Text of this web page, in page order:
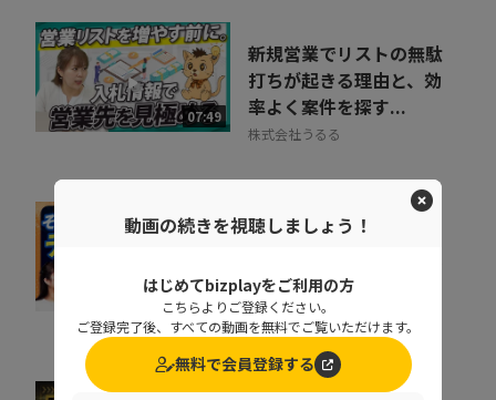
07:49
新規営業でリストの無駄
打ちが起きる理由と、効
率よく案件を探す...
株式会社うるる
08:06
新規開拓はテレアポだけ
う選択肢！
株式会社うるる
動画の続きを視聴しましょう！
はじめてbizplayをご利用の方
こちらよりご登録ください。
ご登録完了後、すべての動画を無料でご覧いただけます。
無料で会員登録する